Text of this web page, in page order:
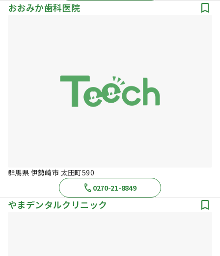
おおみか歯科医院
群馬県 伊勢崎市 太田町590
0270-21-8849
やまデンタルクリニック